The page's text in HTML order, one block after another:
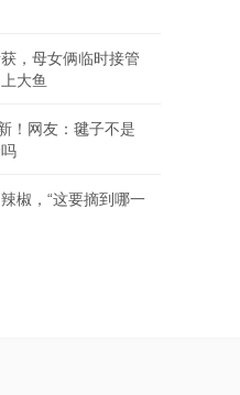
，母女俩临时接管
大鱼
！网友：毽子不是
椒，“这要摘到哪一